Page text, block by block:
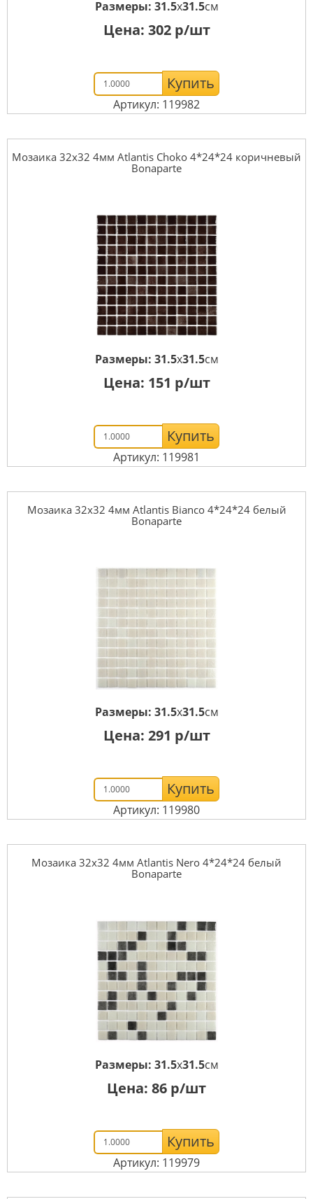
Размеры: 31.5x31.5см
Цена: 302р/шт
Купить
Артикул: 119982
Мозаика 32x32 4мм Atlantis Choko 4*24*24 коричневый
Bonaparte
Размеры: 31.5x31.5см
Цена: 151 р/шт
Купить
Артикул: 119981
Мозаика 32x32 4мм Atlantis Bianco 4*24*24 белый
Bonaparte
Размеры: 31.5x31.5см
Цена: 291 р/шт
Купить
Артикул: 119980
Мозаика 32x32 4мм Atlantis Nero 4*24*24 белый
Bonaparte
Размеры: 31.5x31.5см
Цена: 86 р/шт
Купить
Артикул: 119979